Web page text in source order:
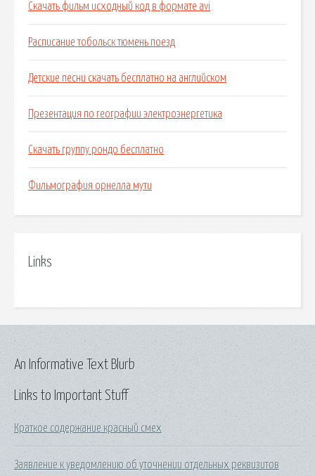
Скачать фильм исходный код в формате avi
Расписание тобольск тюмень поезд
Детские песни скачать бесплатно на английском
Презентация по географии электроэнергетика
Скачать группу рондо бесплатно
Фильмография орнелла мути
Links
Links to Important Stuff
Краткое содержание красный смех
Заявление к уведомлению об уточнении отдельных реквизитов
An Informative Text Blurb